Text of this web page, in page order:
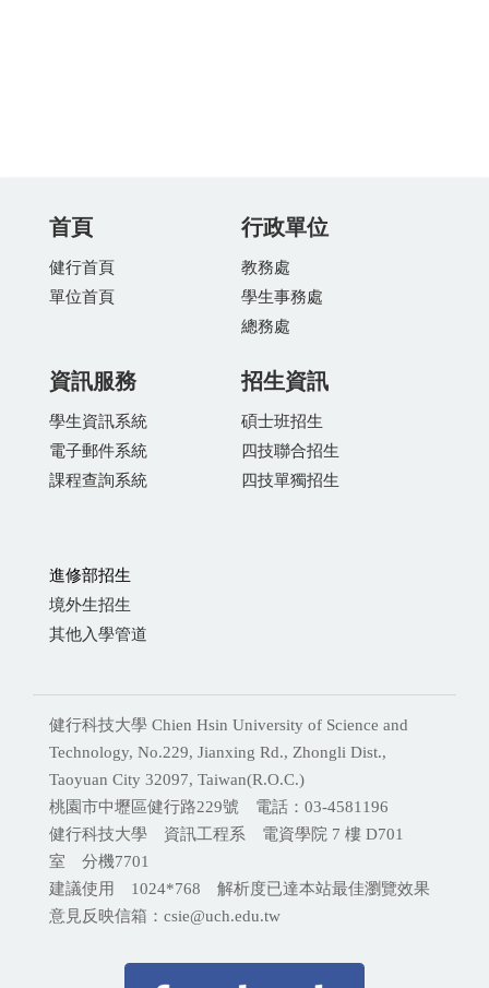
首頁
健行首頁
單位首頁
行政單位
教務處
學生事務處
總務處
資訊服務
學生資訊系統
電子郵件系統
課程查詢系統
招生資訊
碩士班招生
四技聯合招生
四技單獨招生
進修部招生
境外生招生
其他入學管道
健行科技大學 Chien Hsin University of Science and
Technology, No.229, Jianxing Rd., Zhongli Dist.,
Taoyuan City 32097, Taiwan(R.O.C.)
桃園市中壢區健行路229號 電話：03-4581196
健行科技大學 資訊工程系 電資學院 7 樓 D701
室 分機7701
建議使用 1024*768 解析度已達本站最佳瀏覽效果
意見反映信箱：csie@uch.edu.tw